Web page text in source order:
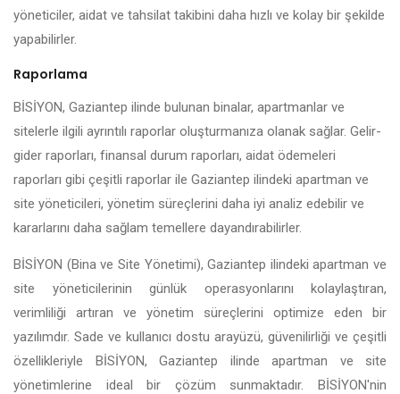
yöneticiler, aidat ve tahsilat takibini daha hızlı ve kolay bir şekilde
yapabilirler.
Raporlama
BİSİYON, Gaziantep ilinde bulunan binalar, apartmanlar ve
sitelerle ilgili ayrıntılı raporlar oluşturmanıza olanak sağlar. Gelir-
gider raporları, finansal durum raporları, aidat ödemeleri
raporları gibi çeşitli raporlar ile Gaziantep ilindeki apartman ve
site yöneticileri, yönetim süreçlerini daha iyi analiz edebilir ve
kararlarını daha sağlam temellere dayandırabilirler.
BİSİYON (Bina ve Site Yönetimi), Gaziantep ilindeki apartman ve
site yöneticilerinin günlük operasyonlarını kolaylaştıran,
verimliliği artıran ve yönetim süreçlerini optimize eden bir
yazılımdır. Sade ve kullanıcı dostu arayüzü, güvenilirliği ve çeşitli
özellikleriyle BİSİYON, Gaziantep ilinde apartman ve site
yönetimlerine ideal bir çözüm sunmaktadır. BİSİYON'nin